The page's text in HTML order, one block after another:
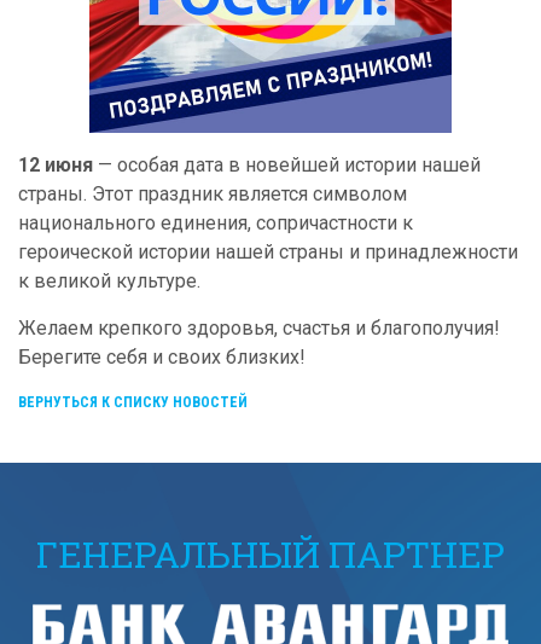
12 июня — особая дата в новейшей истории нашей
страны. Этот праздник является символом
национального единения, сопричастности к
героической истории нашей страны и принадлежности
к великой культуре.
Желаем крепкого здоровья, счастья и благополучия!
Берегите себя и своих близких!
ВЕРНУТЬСЯ К СПИСКУ НОВОСТЕЙ
ГЕНЕРАЛЬНЫЙ ПАРТНЕР